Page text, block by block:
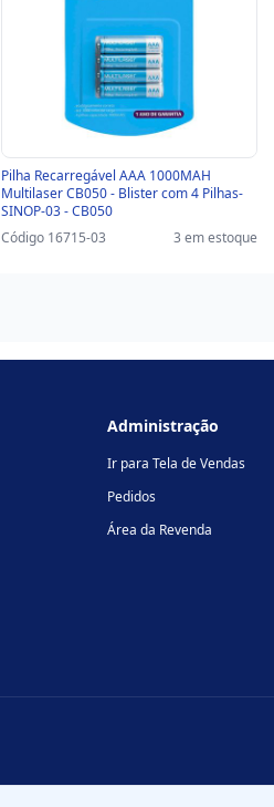
Pilha Recarregável AAA 1000MAH
Multilaser CB050 - Blister com 4 Pilhas-
SINOP-03 - CB050
Código 16715-03
3 em estoque
Administração
Ir para Tela de Vendas
Pedidos
Área da Revenda